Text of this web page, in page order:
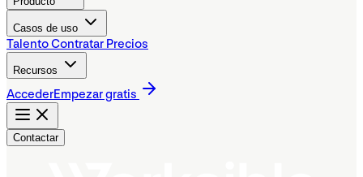
Casos de uso
TalentoContratar Precios
Recursos
AccederEmpezar gratis
Contactar